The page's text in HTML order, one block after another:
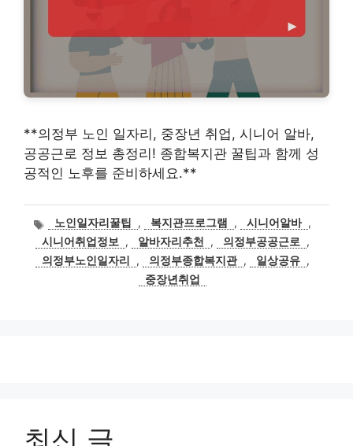
**의정부 노인 일자리, 중장년 취업, 시니어 알바,
공공근로 정보 총정리! 종합복지관 꿀팁과 함께 성
공적인 노후를 준비하세요.**
태
그
노인일자리꿀팁 , 복지관프로그램 , 시니어알바 ,
시니어취업정보
, 알바자리추천 , 의정부공공근로
,
의정부노인일자리
, 의정부종합복지관 , 일상공유 ,
중장년취업
최신 글